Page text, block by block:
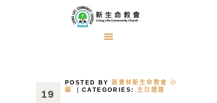
牧者的話
19
POSTED BY 高貴林新生命教會 小
編
CATEGORIES: 主日證道